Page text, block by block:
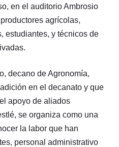
en el auditorio Ambrosio
agrícolas,
estudiantes, y técnicos de
decano de Agronomía,
en el decanato y que
apoyo de aliados
se organiza como una
la labor que han
personal administrativo